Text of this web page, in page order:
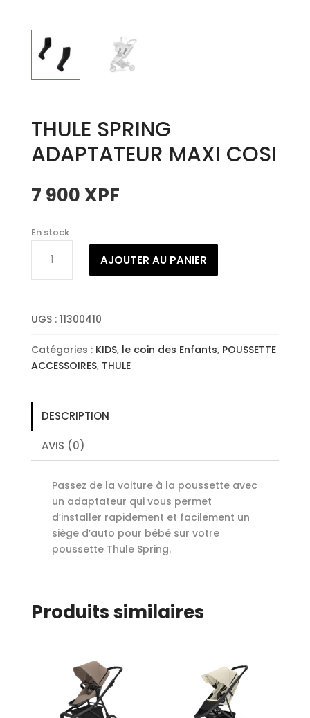
THULE SPRING
ADAPTATEUR MAXI COSI
7 900 XPF
En stock
THULE
MAXI
COSI
AJOUTER AU PANIER
UGS : 11300410
Catégories : KIDS, le coin des Enfants, POUSSETTE
ACCESSOIRES, THULE
DESCRIPTION
AVIS (0)
Passez de la voiture à la poussette avec
un adaptateur qui vous permet
d’installer rapidement et facilement un
siège d’auto pour bébé sur votre
poussette Thule Spring.
Produits similaires